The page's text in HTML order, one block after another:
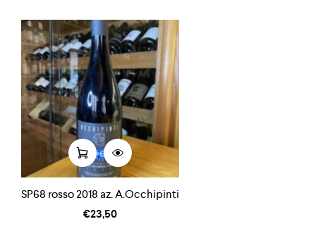
SP68 rosso 2018 az. A.Occhipinti
€23,50